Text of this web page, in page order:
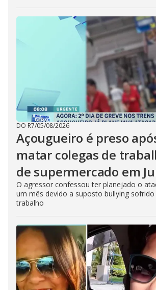
DO R7/05/08/2026
Açougueiro é preso
matar colegas de
de supermercado em
O agressor confessou ter planejado o
um mês devido a suposto bullying
trabalho